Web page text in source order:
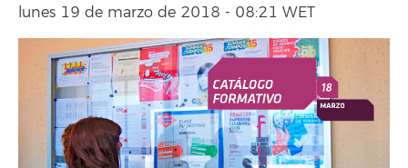
lunes 19 de marzo de 2018 - 08:21 WET